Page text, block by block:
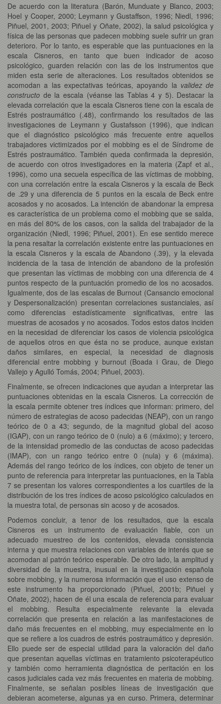
De acuerdo con la literatura (Barón, Munduate y Blanco, 2003;
Hoel y Cooper, 2000; Leymann y Gustaffson, 1996; Niedl, 1996;
Piñuel, 2001, 2003; Piñuel y Oñate, 2002), la salud psicológica y
física de las personas que padecen mobbing suele sufrir un gran
deterioro. Por lo tanto, es esperable que las puntuaciones en la
escala Cisneros, en tanto que buen indicador de acoso
psicológico, guarden relación con las de los instrumentos que
miden esta serie de alteraciones. Los resultados obtenidos se
acomodan a las expectativas teóricas, apoyando la validez de
constructo de la escala (véanse las Tablas 4 y 5). Destacar la
elevada correlación que la escala Cisneros tiene con la escala de
Estrés postraumático (.48), confirmando los resultados de las
investigaciones de Leymann y Gustafsson (1996), que indican
que el diagnóstico psicológico más frecuente entre aquellos
trabajadores victimizados por el mobbing es el de Síndrome de
Estrés postraumático. También queda confirmada la depresión,
de acuerdo con otros investigadores en la materia (Zapf et al.,
1996), como una secuela específica de las víctimas de mobbing,
con una correlación entre la escala Cisneros y la escala de Beck
de .29 y una diferencia de 5 puntos en la escala de Beck entre
acosados y no acosados. La intención de abandonar la empresa
es característica de un problema como el mobbing que se salda,
en más del 80% de los casos, con la salida del trabajador de la
organización (Niedl, 1996; Piñuel, 2001). En ese sentido merece
la pena resaltar la correlación existente entre las puntuaciones en
la escala Cisneros y la escala de Abandono (.39), y la elevada
incidencia de la tasa de intención de abandono de la profesión
que presentan las víctimas de mobbing con una diferencia de 4
puntos respecto de la puntuación promedio de los no acosados.
Igualmente, dos de las escalas de Burnout (Cansancio emocional
y Despersonalización) presentan correlaciones sustanciales, así
como diferencias estadísticamente significativas, entre las
muestras de acosados y no acosados. Todos estos datos inciden
en la necesidad de diferenciar los casos de violencia psicológica
de aquellos otros en que ésta no se produce, aunque existan
daños similares, en especial, la necesidad de diagnosis
diferencial entre mobbing y burnout (Boada i Grau, de Diego
Vallejo y Agulló Tomás, 2004; Piñuel, 2003).
Finalmente, se ofrecen indicaciones que ayudan a interpretar las
puntuaciones obtenidas en la escala Cisneros. La corrección de
la escala permite obtener tres índices que informan: primero, del
número de estrategias de acoso padecidas (NEAP), con un rango
teórico de 0 a 43; segundo, de la magnitud global del acoso
(IGAP), con un rango teórico de 0 (nulo) a 6 (máximo); y tercero,
de la intensidad promedio de las conductas de acoso padecidas
(IMAP), con un rango teórico entre 0 (nula) y 6 (máxima).
Además del rango teórico de los índices, con objeto de tener un
punto de referencia para interpretar las puntuaciones, en la Tabla
7 se presentan los valores correspondientes a los cuartiles de la
distribución de los tres índices de acoso psicológico calculados en
la muestra total, de personas sin acoso y de acosados.
Podemos concluir, a tenor de los resultados, que la escala
Cisneros es un instrumento de evaluación fiable, con un
adecuado muestreo de los contenidos, elevada consistencia
interna y que muestra relaciones con variables de interés que se
acomodan al patrón teórico esperable. De otro lado, la amplitud y
diversidad de la muestra, inusual en la investigación española
sobre mobbing, y la numerosa información que el uso extenso de
este instrumento ha proporcionado (Piñuel, 2001b; Piñuel y
Oñate, 2002), hacen de él una escala de referencia para evaluar
el mobbing. Resulta especialmente relevante la elevada
correlación que presenta en relación a las manifestaciones de
daño más frecuentes en el mobbing, muy especialmente en lo
que se refiere a los cuadros de estrés postraumático y depresión.
Ello puede ser de especial utilidad para la valoración del daño
que presentan aquellas víctimas en tratamiento psicoterapéutico
y también como herramienta diagnóstica de peritación en los
casos judiciales cada vez más frecuentes en materia de mobbing.
Finalmente, se señalan posibles líneas de investigación que
debieran acometerse, algunas ya en curso. Primera, determinar